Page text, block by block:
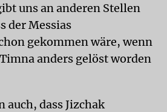
uns an anderen Stellen
der Messias
gekommen wäre, wenn
anders gelöst worden
auch, dass Jizchak